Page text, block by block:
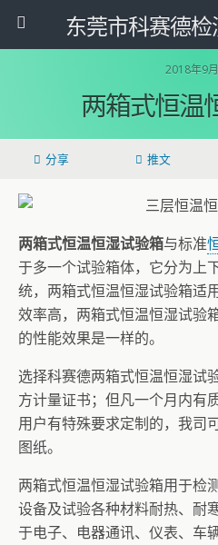
2018年9
两箱式恒温
分享 推文
两箱式恒温恒湿试验箱与标准
于多一个试验箱体，它分为上
统，两箱式恒温恒湿试验箱适
效率高，两箱式恒温恒湿试验
的性能效果是一样的。
选择科赛德两箱式恒温恒湿试
方计量证书；但凡一个月内有
用户有特殊要求定制的，我司
图纸。
两箱式恒温恒湿试验箱用于检
设备及试验各种材料耐热、耐
于电子、电器通讯、仪表、车